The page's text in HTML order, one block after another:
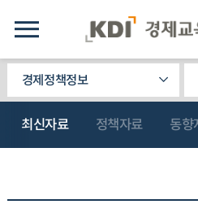
경제정책정보
최신자료 정책자료 동향